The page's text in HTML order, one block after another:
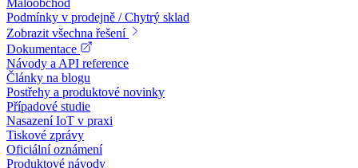
Podmínky v prodejně / Chytrý sklad
Zobrazit všechna řešení
Dokumentace
Návody a API reference
Články na blogu
Postřehy a produktové novinky
Případové studie
Nasazení IoT v praxi
Tiskové zprávy
Oficiální oznámení
Produktové návody